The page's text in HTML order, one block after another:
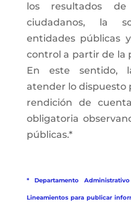
los resultados
ciudadanos, la
entidades públicas
control a partir de la
En este sentido,
atender lo dispuesto
rendición de
obligatoria
públicas.*
* Departamento
Lineamientos para publicar